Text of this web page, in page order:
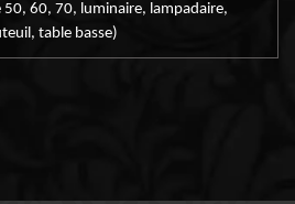
50, 60, 70, luminaire, lampadaire,
table basse)